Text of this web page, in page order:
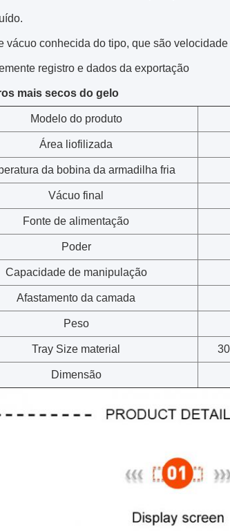
vácuo conhecida do tipo, que são
registro e dados da exportação
mais secos do gelo
Modelo do produto
Área liofilizada
da bobina da armadilha fria
Vácuo final
Fonte de alimentação
Poder
Capacidade de manipulação
Afastamento da camada
Peso
Tray Size material
Dimensão